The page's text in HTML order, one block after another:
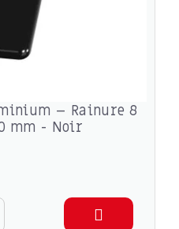
– Rainure 8
mm - Noir